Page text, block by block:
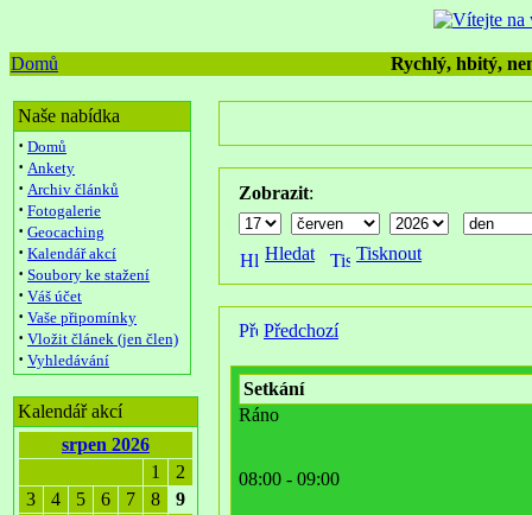
Domů Rychlý, hbitý,
Naše nabídka
· Domů
· Ankety
· Archiv článků
· Fotogalerie
· Geocaching
· Kalendář akcí
· Soubory ke stažení
· Váš účet
· Vaše připomínky
· Vložit článek (jen člen)
· Vyhledávání
Kalendář akcí
srpen 2026
1
2
3
4 5 6 7 8
9
Zobrazit:
Hledat Tisknout
Předchozí
Setkání
Ráno
08:00 - 09:00